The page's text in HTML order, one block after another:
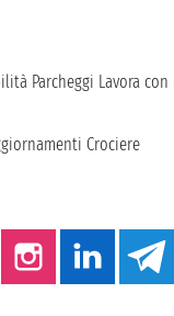
Parcheggi Lavora
Crociere